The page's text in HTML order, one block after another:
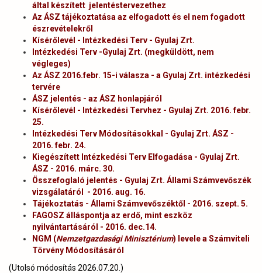
által készített jelentéstervezethez
Az ÁSZ tájékoztatása az elfogadott és el nem fogadott
észrevételekről
Kísérőlevél - Intézkedési Terv - Gyulaj Zrt.
Intézkedési Terv -Gyulaj Zrt. (megküldött, nem
végleges)
Az ÁSZ 2016.febr. 15-i válasza - a Gyulaj Zrt. intézkedési
tervére
ÁSZ jelentés - az ÁSZ honlapjáról
Kísérőlevél - Intézkedési Tervhez - Gyulaj Zrt. 2016. febr.
25.
Intézkedési Terv Módosításokkal - Gyulaj Zrt. ÁSZ -
2016. febr. 24.
Kiegészített Intézkedési Terv Elfogadása - Gyulaj Zrt.
ÁSZ - 2016. márc. 30.
Összefoglaló jelentés - Gyulaj Zrt. Állami Számvevőszék
vizsgálatáról - 2016. aug. 16.
Tájékoztatás - Állami Számvevőszéktől - 2016. szept. 5.
FAGOSZ álláspontja az erdő, mint eszköz
nyilvántartásáról - 2016. dec.14.
NGM (Nemzetgazdasági Minisztérium) levele a Számviteli
Törvény Módosításáról
(Utolsó módosítás 2026.07.20.)